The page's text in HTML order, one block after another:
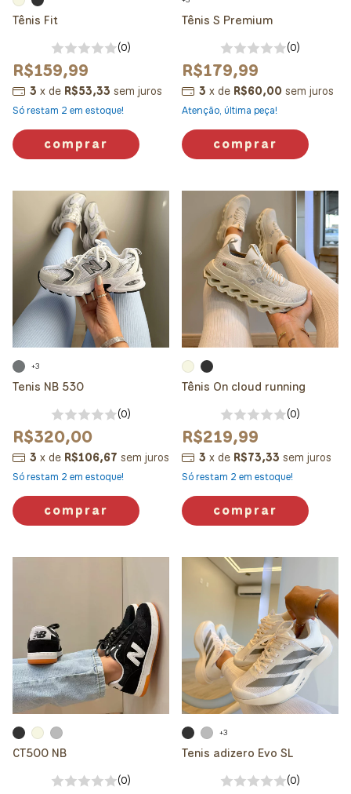
Tênis Fit
(0)
R$159,99
3 x de R$53,33 sem juros
Só restam 2 em estoque!
comprar
Tênis S Premium
(0)
R$179,99
3 x de R$60,00 sem juros
Atenção, última peça!
comprar
Tenis NB 530
(0)
R$320,00
3 x de R$106,67 sem juros
Só restam 2 em estoque!
+3
comprar
Tênis On cloud running
(0)
R$219,99
3 x de R$73,33 sem juros
Só restam 2 em estoque!
comprar
CT500 NB
(0)
Tenis adizero Evo SL
(0)
+3